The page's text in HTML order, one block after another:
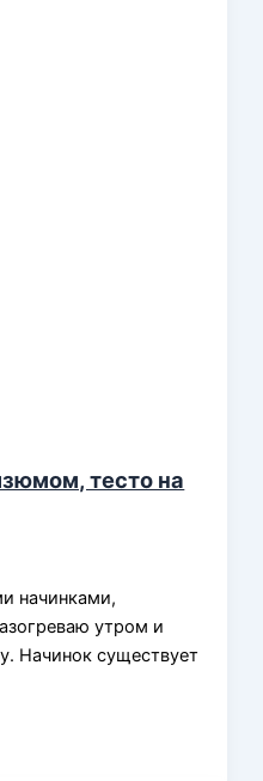
тесто на
начинками,
утром и
Начинок существует